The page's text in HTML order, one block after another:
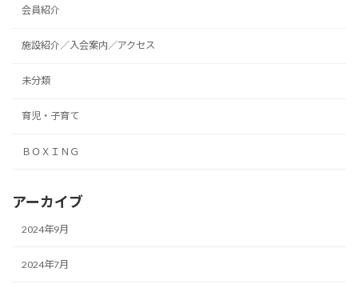
会員紹介
施設紹介／入会案内／アクセス
未分類
育児・子育て
ＢＯＸＩＮＧ
アーカイブ
2024年9月
2024年7月